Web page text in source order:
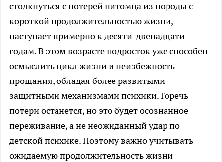
столкнуться с потерей питомца из породы с
короткой продолжительностью жизни,
наступает примерно к десяти-двенадцати
годам. В этом возрасте подросток уже способен
осмыслить цикл жизни и неизбежность
прощания, обладая более развитыми
защитными механизмами психики. Горечь
потери останется, но это будет осознанное
переживание, а не неожиданный удар по
детской психике. Поэтому важно учитывать
ожидаемую продолжительность жизни